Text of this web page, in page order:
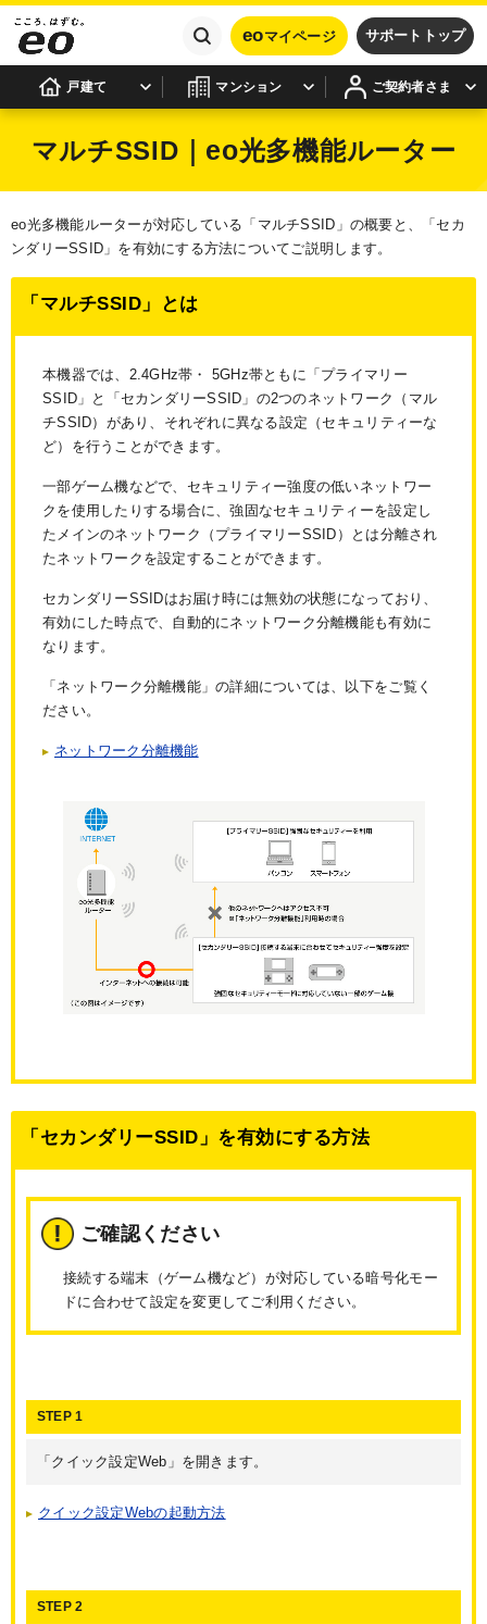
eoマイページ サポートトップ
戸建て マンション ご契約者さま
マルチSSID｜ eo光多機能ルーター
eo光多機能ルーターが対応している「マルチSSID」の概要と、「セカ
ンダリーSSID」を有効にする方法についてご説明します。
「マルチSSID」とは
本機器では、2.4GHz帯・ 5GHz帯ともに「プライマリー
SSID」と「セカンダリーSSID」の2つのネットワーク（マル
チSSID）があり、それぞれに異なる設定（セキュリティーな
ど）を行うことができます。
一部ゲーム機などで、セキュリティー強度の低いネットワー
クを使用したりする場合に、強固なセキュリティーを設定し
たメインのネットワーク（プライマリーSSID）とは分離され
たネットワークを設定することができます。
セカンダリーSSIDはお届け時には無効の状態になっており、
有効にした時点で、自動的にネットワーク分離機能も有効に
なります。
「ネットワーク分離機能」の詳細については、以下をご覧く
ださい。
ネットワーク分離機能
「セカンダリーSSID」を有効にする方法
ご確認ください
接続する端末（ゲーム機など）が対応している暗号化モー
ドに合わせて設定を変更してご利用ください。
STEP 1
「クイック設定Web」を開きます。
クイック設定Webの起動方法
STEP 2